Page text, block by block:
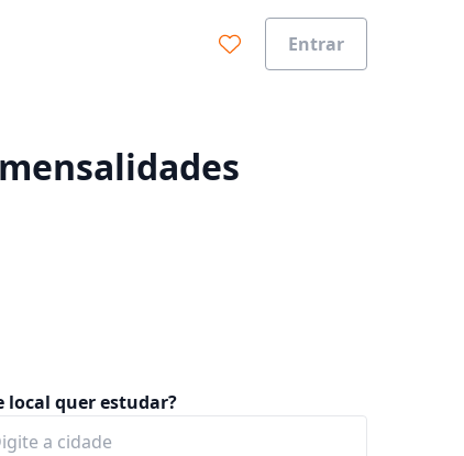
Entrar
local quer estudar?